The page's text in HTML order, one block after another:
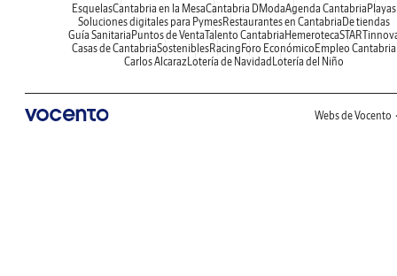
EsquelasCantabria en la MesaCantabria DModaAgenda Cantabria Playas
Soluciones digitales para PymesRestaurantes en Cantabria De tiendas
Guía Sanitaria Puntos de VentaTalento Cantabria Hemeroteca
Casas de CantabriaSosteniblesRacing Foro Económico Empleo Cantabria
Carlos Alcaraz Lotería de Navidad Lotería del Niño
Webs de Vocento